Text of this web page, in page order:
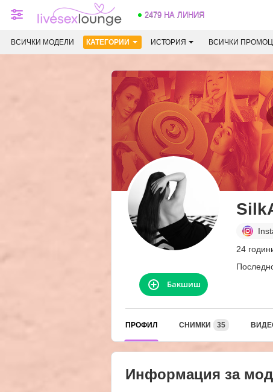
2479 НА ЛИНИЯ
ВСИЧКИ МОДЕЛИ КАТЕГОРИИ ИСТОРИЯ ВСИЧКИ
24
Бакшиш
ПРОФИЛ СНИМКИ 35
Информация за